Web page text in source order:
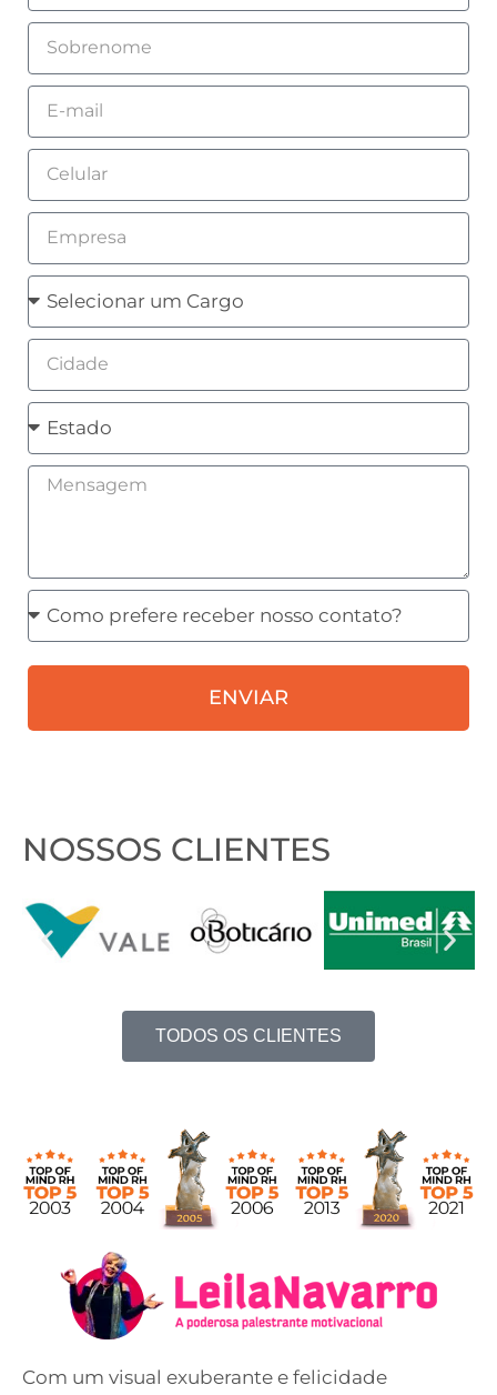
Sobrenome
Email
Celular
Empresa
Cargo
Cidade
Estado
Mensagem
Como
prefere
receber
contato?
ENVIAR
NOSSOS CLIENTES
TODOS OS CLIENTES
Com um visual exuberante e felicidade